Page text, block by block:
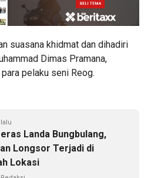
suasana khidmat dan dihadiri
Dimas Pramana,
pelaku seni Reog.
Landa Bungbulang,
Longsor Terjadi di
Lokasi